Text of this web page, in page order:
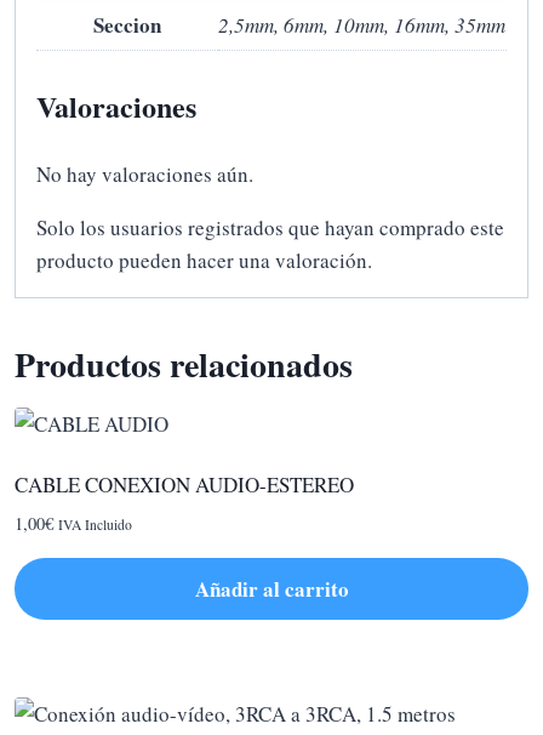
Seccion 2,5mm, 6mm, 10mm, 16mm, 35mm
Valoraciones
No hay valoraciones aún.
Solo los usuarios registrados que hayan comprado este
producto pueden hacer una valoración.
Productos relacionados
CABLE CONEXION AUDIO-ESTEREO
1,00€ IVA Incluido
Añadir al carrito